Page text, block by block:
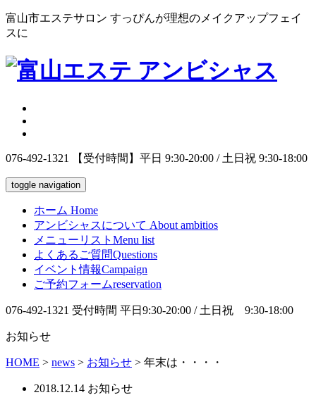
富山市エステサロン すっぴんが理想のメイクアップフェイ
スに
076-492-1321 【受付時間】平日 9:30-20:00 / 土日祝 9:30-18:00
toggle navigation
ホーム Home
アンビシャスについて About ambitios
メニューリスト Menu list
よくあるご質問Questions
イベント情報Campaign
ご予約フォームreservation
076-492-1321 受付時間 平日9:30-20:00 / 土日祝 9:30-18:00
お知らせ
HOME > news > お知らせ > 年末は・・・・
2018.12.14 お知らせ